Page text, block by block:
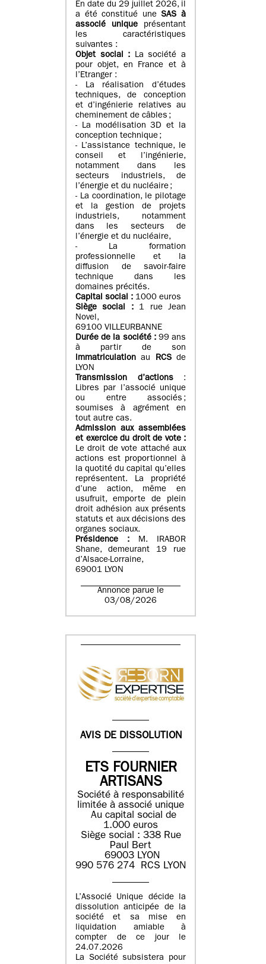
En date du 29 juillet 2026, il
a été constitué uneSAS à
associé unique présentant
les caractéristiques
suivantes :
Objet social : La société a
pour objet, en France et à
l’Etranger :
- La réalisation d’études
techniques, de conception
et d’ingénierie relatives au
cheminement de câbles ;
- La modélisation 3D et la
conception technique ;
- L’assistance technique, le
conseil et l’ingénierie,
notamment dans les
secteurs industriels, de
l’énergie et du nucléaire ;
- La coordination, le pilotage
et la gestion de projets
industriels, notamment
dans les secteurs de
l’énergie et du nucléaire,
- La formation
professionnelle et la
diffusion de savoir-faire
technique dans les
domaines précités.
Capital social : 1000 euros
Siège social :1 rue Jean
Novel,
69100 VILLEURBANNE
Durée de la société :99 ans
à partir de son
immatriculation au RCSde
LYON
Transmission d’actions:
Libres par l’associé unique
ou entre associés ;
soumises à agrément en
tout autre cas.
Admission aux assemblées
et exercice du droit de vote :
Le droit de vote attaché aux
actions est proportionnel à
la quotité du capital qu’elles
représentent. La propriété
d’une action, même en
usufruit, emporte de plein
droit adhésion aux présents
statuts et aux décisions des
organes sociaux.
Présidence : M. IRABOR
Shane, demeurant 19 rue
d’Alsace-Lorraine,
69001 LYON
Annonce parue le
03/08/2026
AVIS DE DISSOLUTION
ETS FOURNIER
ARTISANS
Société à responsabilité
limitée à associé unique
Au capital social de
1.000 euros
Siège social : 338 Rue
Paul Bert
69003 LYON
990 576 274 RCS LYON
L’Associé Unique décide la
dissolution anticipée de la
société et sa mise en
liquidation amiable à
compter de ce jour le
24.07.2026
La Société subsistera pour